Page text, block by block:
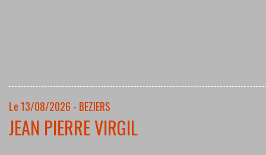
Le 13/08/2026 - BEZIERS
JEAN PIERRE VIRGIL